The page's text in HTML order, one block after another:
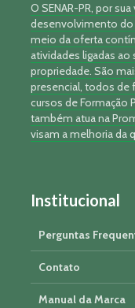
O SENAR-PR, por
desenvolvimento do
meio da oferta
atividades ligadas ao
propriedade. São
presencial, todos de
cursos de Formação
também atua na
visam a melhoria da
Institucional
Perguntas
Contato
Manual da Marca